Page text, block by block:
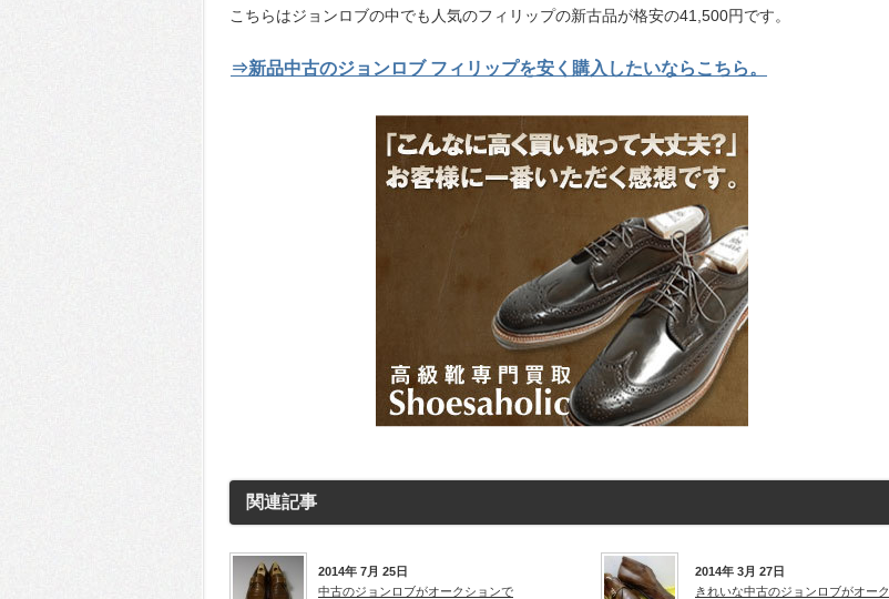
こちらはジョンロブの中でも人気のフィリップの新古品が格安の41,500円です。
⇒新品中古のジョンロブ フィリップを安く購入したいならこちら。
関連記事
2014年 7月 25日
中古のジョンロブがオークションで
2014年 3月 27日
きれいな中古のジョンロブがオーク